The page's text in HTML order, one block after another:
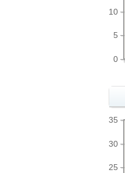
0
5
10
25
30
35